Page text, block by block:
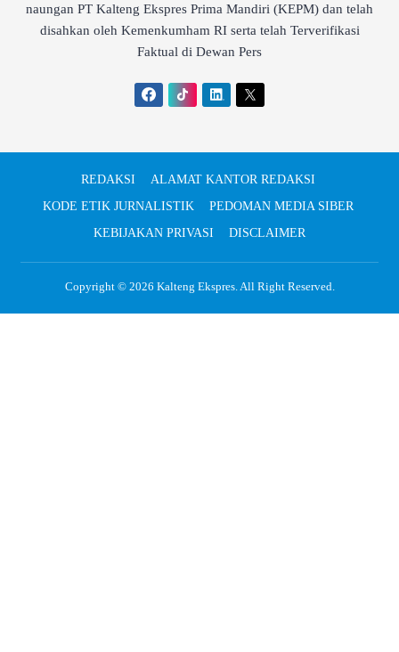
naungan PT Kalteng Ekspres Prima Mandiri (KEPM) dan telah
disahkan oleh Kemenkumham RI serta telah Terverifikasi
Faktual di Dewan Pers
REDAKSI
ALAMAT KANTOR REDAKSI
KODE ETIK JURNALISTIK
PEDOMAN MEDIA SIBER
KEBIJAKAN PRIVASI
DISCLAIMER
Copyright © 2026 Kalteng Ekspres. All Right Reserved.